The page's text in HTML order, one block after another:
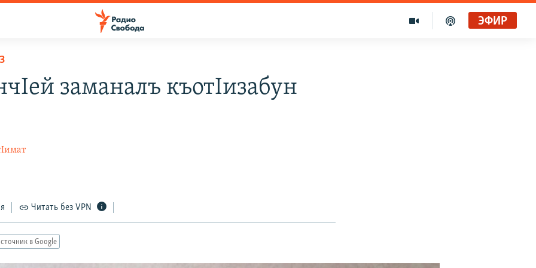
ЭФИР
заманалъ къотIизабун
Читать без VPN
в Google